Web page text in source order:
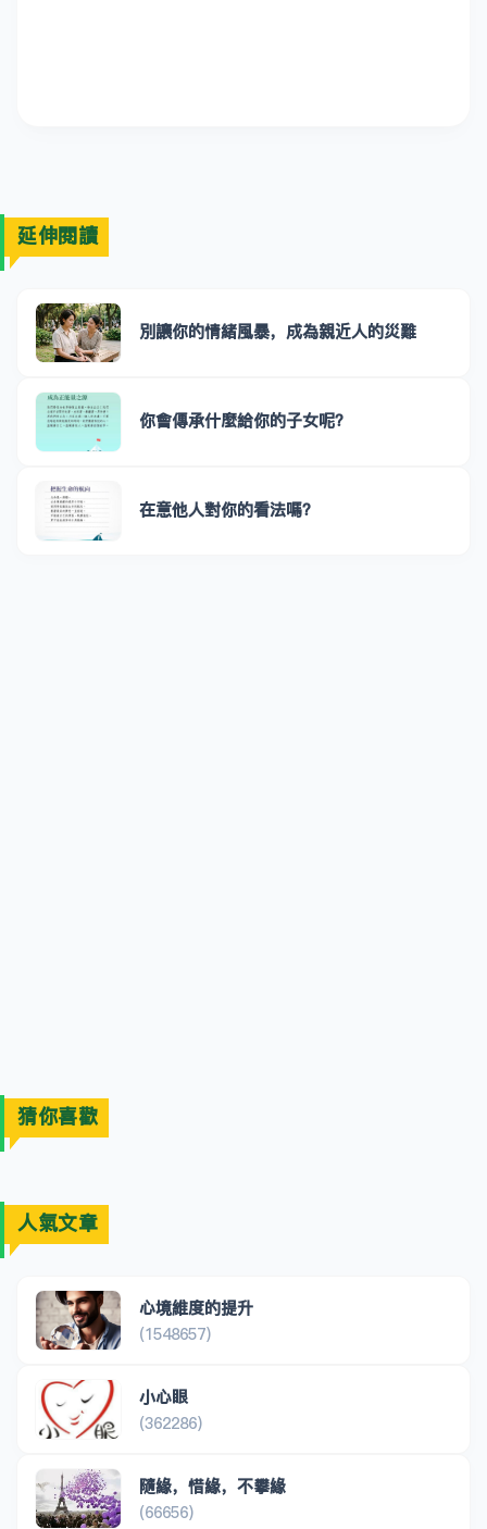
延伸閱讀
別讓你的情緒風暴，成為親近人的災難
你會傳承什麼給你的子女呢？
在意他人對你的看法嗎？
猜你喜歡
人氣文章
心境維度的提升
(1548657)
小心眼
(362286)
隨緣，惜緣，不攀緣
(66656)